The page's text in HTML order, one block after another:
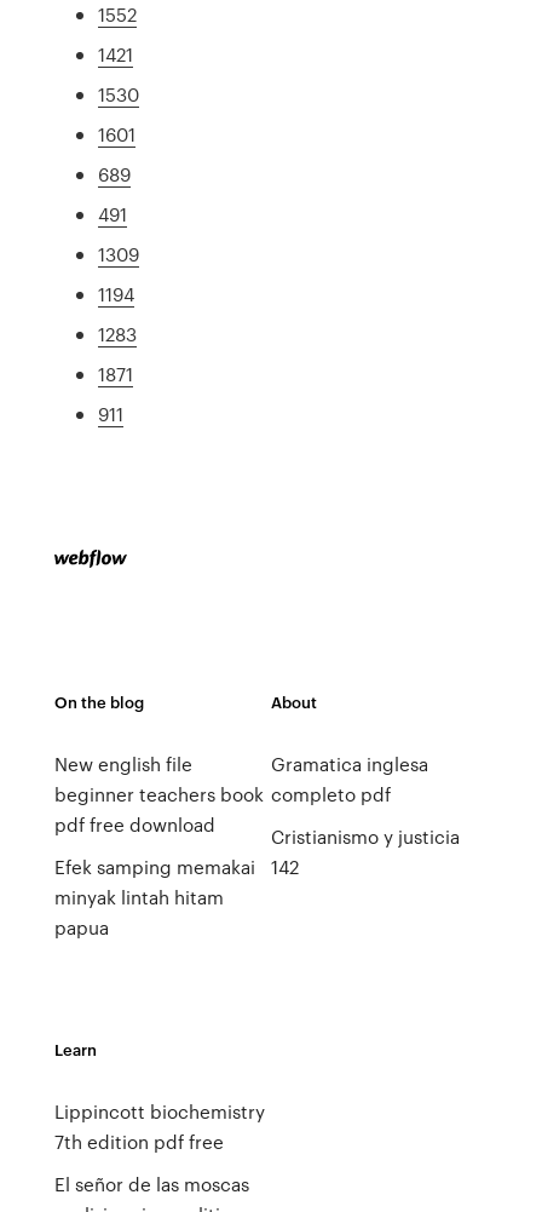
1552
1421
1530
1601
689
491
1309
1194
1283
1871
911
On the blog
New english file
beginner teachers book
pdf free download
Efek samping memakai
minyak lintah hitam
papua
About
Gramatica inglesa
completo pdf
Cristianismo y justicia
142
Learn
Lippincott biochemistry
7th edition pdf free
El señor de las moscas